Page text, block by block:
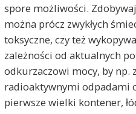
spore możliwości.
można prócz zwykłych
toksyczne, czy też
zależności od aktualnych
odkurzaczowi mocy, by np.
radioaktywnymi odpadami
pierwsze wielki kontener,